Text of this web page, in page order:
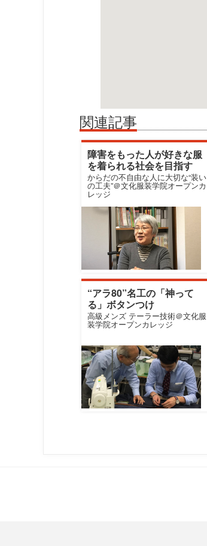
関連記事
障害をもった人が好きな服
を着られる社会を目指す
からだの不自由な人に大切な“装い
の工夫”＠文化服装学院オープンカ
レッジ
“アラ80”名工の「神って
る」ボタンつけ
高級メンズ テーラー技術＠文化服
装学院オープンカレッジ